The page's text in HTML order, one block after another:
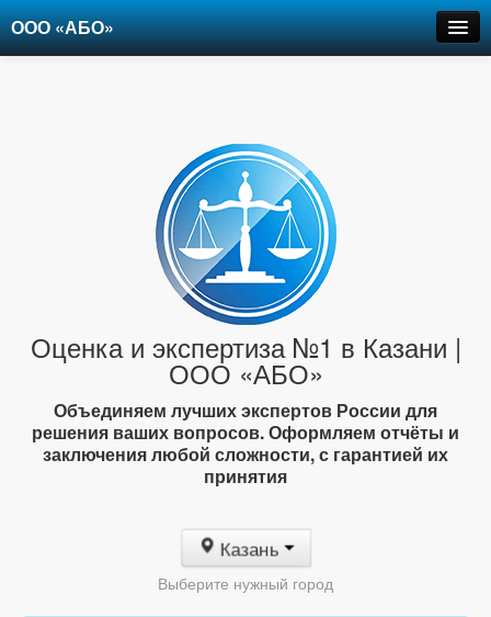
ООО «АБО»
Оценка и экспертиза №1 в Казани |
ООО «АБО»
Объединяем лучших экспертов России для
решения ваших вопросов. Оформляем отчёты и
заключения любой сложности, с гарантией их
принятия
Казань
Выберите нужный город